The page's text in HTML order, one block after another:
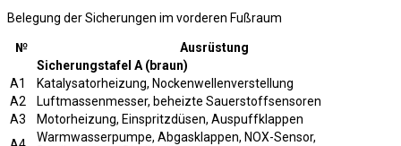
Belegung der Sicherungen im vorderen Fußraum
№
Ausrüstung
Sicherungstafel A (braun)
A1
Katalysatorheizung, Nockenwellenverstellung
A2
Luftmassenmesser, beheizte Sauerstoffsensoren
A3
Motorheizung, Einspritzdüsen, Auspuffklappen
Warmwasserpumpe, Abgasklappen, NOX-Sensor,